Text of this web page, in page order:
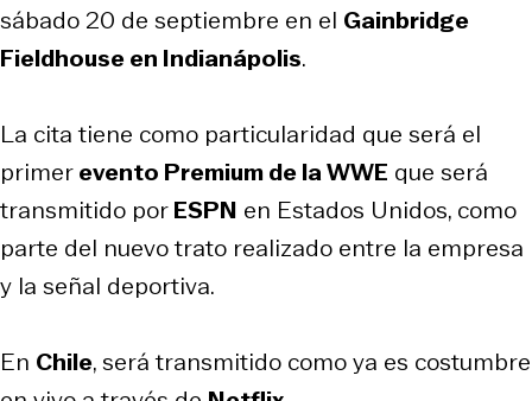
sábado 20 de septiembre en el Gainbridge
Fieldhouse en Indianápolis.
La cita tiene como particularidad que será el
primerevento Premium de la WWE que será
transmitido porESPN en Estados Unidos, como
parte del nuevo trato realizado entre la empresa
y la señal deportiva.
En Chile, será transmitido como ya es costumbre